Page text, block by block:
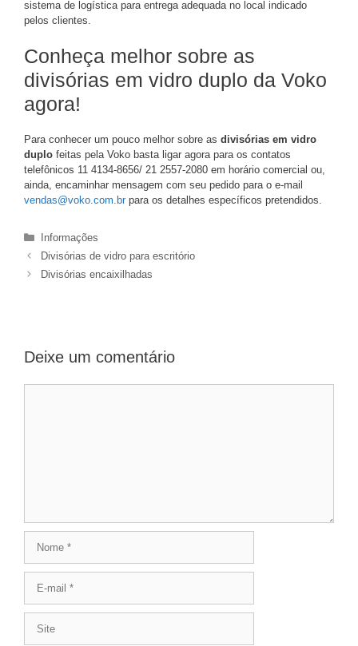
sistema de logística para entrega adequada no local indicado
pelos clientes.
Conheça melhor sobre as
divisórias em vidro duplo da Voko
agora!
Para conhecer um pouco melhor sobre as divisórias em vidro
duplo feitas pela Voko basta ligar agora para os contatos
telefônicos 11 4134-8656/ 21 2557-2080 em horário comercial ou,
ainda, encaminhar mensagem com seu pedido para o e-mail
vendas@voko.com.br para os detalhes específicos pretendidos.
Categorias
Informações
Divisórias de vidro para escritório
Divisórias encaixilhadas
Deixe um comentário
mail